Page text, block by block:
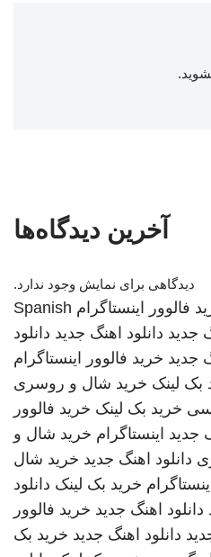
.
آخرین دیدگاه‌ها
دیدگاهی برای نمایش وجود ندارد.
فالوور اینستاگرام Spanish
جدید دانلود اهنگ جدید دانلود
جدید خرید فالوور اینستاگرام
بک لینک خرید شال و روسری
خرید بک لینک خرید فالوور
جدید اینستاگرام خرید شال و
دانلود اهنگ جدید خرید شال
خرید بک لینک دانلود
دانلود اهنگ جدید خرید فالوور
دانلود اهنگ جدید خرید بک